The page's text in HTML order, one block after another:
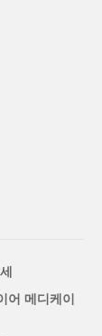
어 메디케이